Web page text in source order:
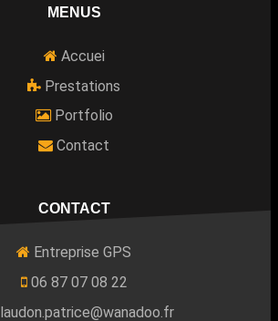
MENUS
Accuei
Prestations
Portfolio
Contact
CONTACT
Entreprise GPS
06 87 07 08 22